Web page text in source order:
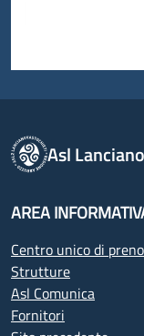
Asl
AREA
Centro unico di
Strutture
Asl Comunica
Fornitori